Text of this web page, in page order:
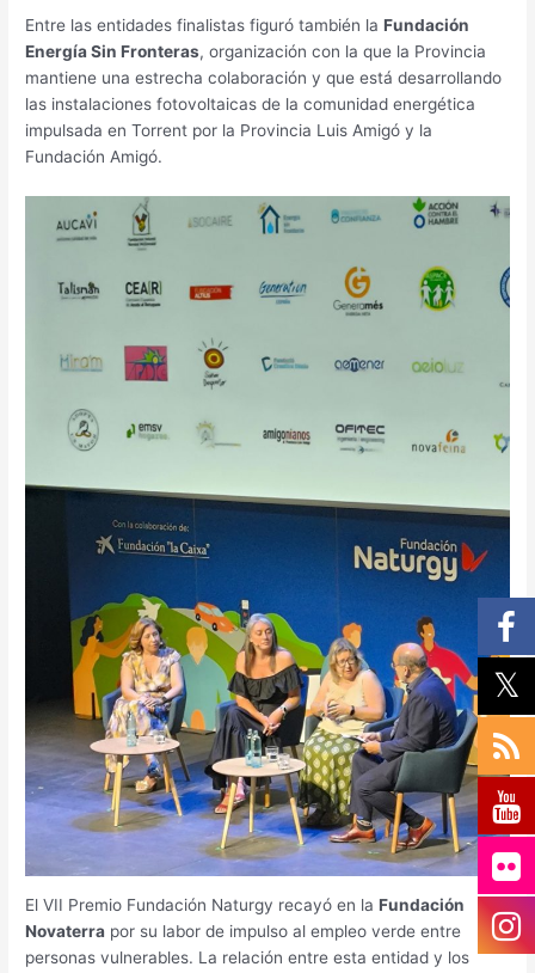
Entre las entidades finalistas figuró también laFundación
Energía Sin Fronteras, organización con la que la Provincia
mantiene una estrecha colaboración y que está desarrollando
las instalaciones fotovoltaicas de la comunidad energética
impulsada en Torrent por la Provincia Luis Amigó y la
Fundación Amigó.
El VII Premio Fundación Naturgy recayó en laFundación
Novaterra por su labor de impulso al empleo verde entre
personas vulnerables. La relación entre esta entidad y los